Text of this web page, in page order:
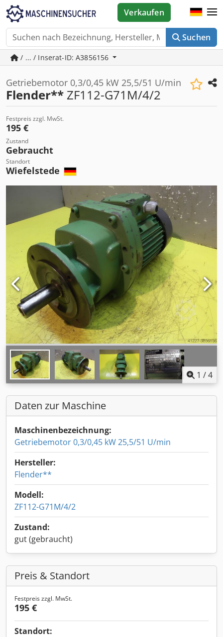
Suchen
Verkaufen
/ ... / Inserat-ID: A3856156
Getriebemotor 0,3/0,45 kW 25,5/51 U/min
Flender** ZF112-G71M/4/2
Festpreis zzgl. MwSt.
195 €
Zustand
Gebraucht
Standort
Wiefelstede
1 /4
Daten zur Maschine
Maschinenbezeichnung:
Getriebemotor 0,3/0,45 kW 25,5/51 U/min
Hersteller:
Flender**
Modell:
ZF112-G71M/4/2
Zustand:
gut (gebraucht)
Preis & Standort
Festpreis zzgl. MwSt.
195 €
Standort: